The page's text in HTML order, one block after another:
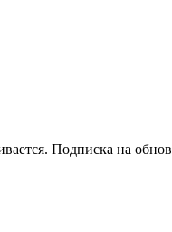
Подписка на